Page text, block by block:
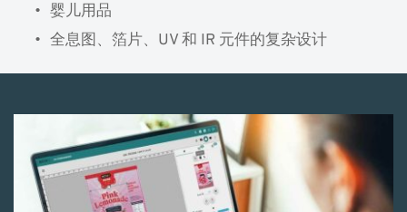
婴儿用品
全息图、箔片、UV 和 IR 元件的复杂设计